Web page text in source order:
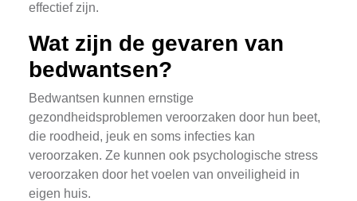
effectief zijn.
Wat zijn de gevaren van
bedwantsen?
Bedwantsen kunnen ernstige
gezondheidsproblemen veroorzaken door hun beet,
die roodheid, jeuk en soms infecties kan
veroorzaken. Ze kunnen ook psychologische stress
veroorzaken door het voelen van onveiligheid in
eigen huis.